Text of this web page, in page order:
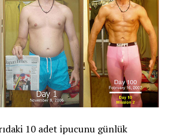
10 adet ipucunu günlük